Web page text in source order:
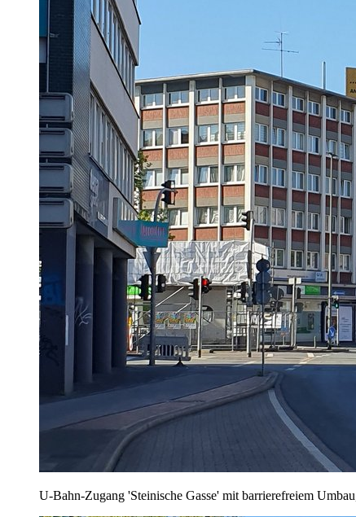
U-Bahn-Zugang 'Steinische Gasse' mit barrierefreiem